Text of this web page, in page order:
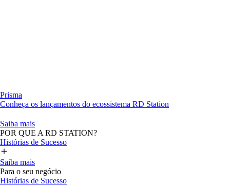
Prisma
Conheça os lançamentos do ecossistema RD Station
Saiba mais
POR QUE A RD STATION?
Histórias de Sucesso
Saiba mais
Para o seu negócio
Histórias de Sucesso